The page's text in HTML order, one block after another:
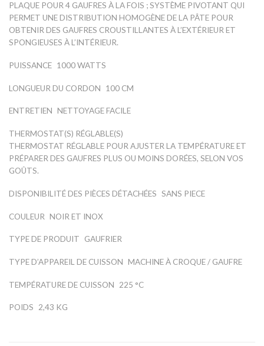
PLAQUE POUR 4 GAUFRES À LA FOIS ; SYSTÈME PIVOTANT QUI
PERMET UNE DISTRIBUTION HOMOGÈNE DE LA PÂTE POUR
OBTENIR DES GAUFRES CROUSTILLANTES À L’EXTÉRIEUR ET
SPONGIEUSES À L’INTÉRIEUR.
PUISSANCE 1000 WATTS
LONGUEUR DU CORDON 100 CM
ENTRETIEN NETTOYAGE FACILE
THERMOSTAT(S) RÉGLABLE(S)
THERMOSTAT RÉGLABLE POUR AJUSTER LA TEMPÉRATURE ET
PRÉPARER DES GAUFRES PLUS OU MOINS DORÉES, SELON VOS
GOÛTS.
DISPONIBILITÉ DES PIÈCES DÉTACHÉES SANS PIECE
COULEUR NOIR ET INOX
TYPE DE PRODUIT GAUFRIER
TYPE D’APPAREIL DE CUISSON MACHINE À CROQUE / GAUFRE
TEMPÉRATURE DE CUISSON 225 °C
POIDS 2,43 KG